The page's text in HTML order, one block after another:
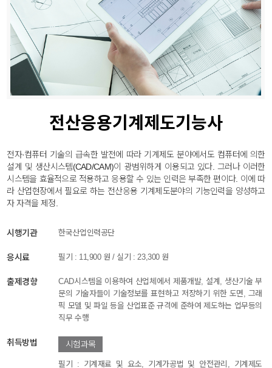
전산응용기계제도기능사
전자·컴퓨터 기술의 급속한 발전에 따라 기계제도 분야에서도 컴퓨터에 의한
설계 및 생산시스템(CAD/CAM)이 광범위하게 이용되고 있다. 그러나 이러한
시스템을 효율적으로 적용하고 응용할 수 있는 인력은 부족한 편이다. 이에 따
라 산업현장에서 필요로 하는 전산응용 기계제도분야의 기능인력을 양성하고
자 자격을 제정.
시행기관 한국산업인력공단
응시료 필기 : 11,900 원 / 실기 : 23,300 원
출제경향
CAD시스템을 이용하여 산업체에서 제품개발, 설계, 생산기술 부
문의 기술자들이 기술정보를 표현하고 저장하기 위한 도면, 그래
픽 모델 및 파일 등을 산업표준 규격에 준하여 제도하는 업무등의
직무 수행
취득방법 시험과목
필기 : 기계재료 및 요소, 기계가공법 및 안전관리, 기계제도